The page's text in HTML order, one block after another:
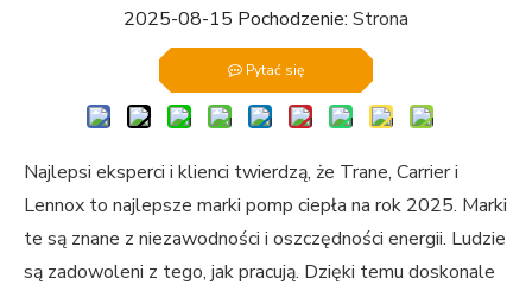
2025-08-15 Pochodzenie: Strona
Pytać się
Najlepsi eksperci i klienci twierdzą, że Trane, Carrier i
Lennox to najlepsze marki pomp ciepła na rok 2025. Marki
te są znane z niezawodności i oszczędności energii. Ludzie
są zadowoleni z tego, jak pracują. Dzięki temu doskonale